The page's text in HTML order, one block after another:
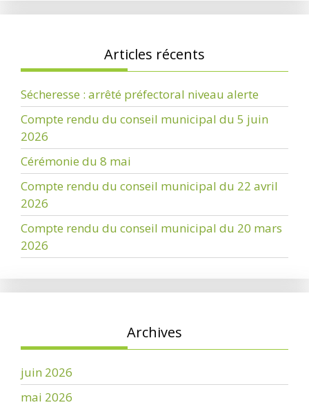
Articles récents
Sécheresse : arrêté préfectoral niveau alerte
Compte rendu du conseil municipal du 5 juin
2026
Cérémonie du 8 mai
Compte rendu du conseil municipal du 22 avril
2026
Compte rendu du conseil municipal du 20 mars
2026
Archives
juin 2026
mai 2026